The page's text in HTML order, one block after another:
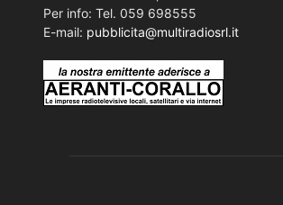
Per info: Tel. 059 698555
E-mail: pubblicita@multiradiosrl.it